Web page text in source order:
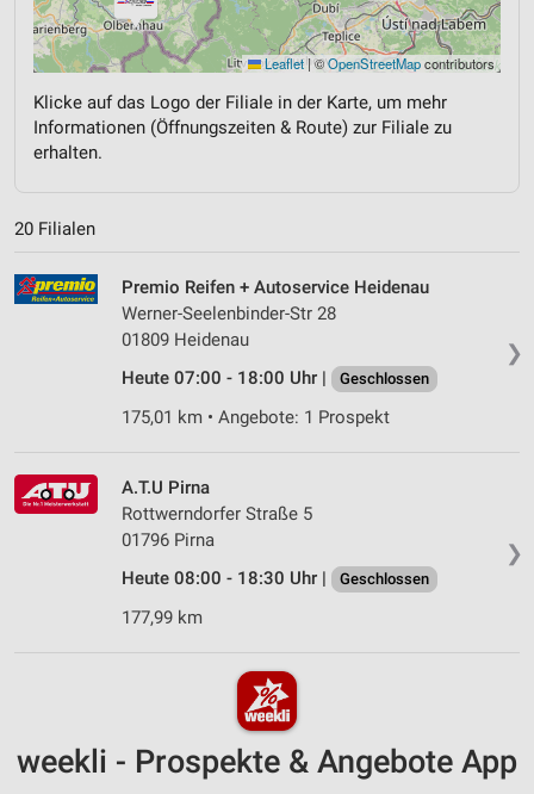
Leaflet |©OpenStreetMapcontributors
Klicke auf das Logo der Filiale in der Karte, um mehr
Informationen (Öffnungszeiten & Route) zur Filiale zu
erhalten.
20 Filialen
❯
Premio Reifen + Autoservice Heidenau
Werner-Seelenbinder-Str 28
01809 Heidenau
Heute 07:00 - 18:00 Uhr |
Geschlossen
175,01 km • Angebote: 1 Prospekt
❯
A.T.U Pirna
Rottwerndorfer Straße 5
01796 Pirna
Heute 08:00 - 18:30 Uhr |
Geschlossen
177,99 km
weekli - Prospekte & Angebote App